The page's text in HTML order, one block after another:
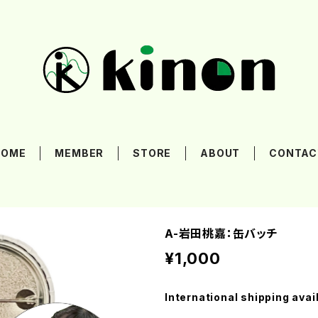
MEMBER STORE ABOUT
A-岩田桃嘉：缶バッチ
¥1,000
International shipping